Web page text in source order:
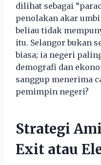
dilihat sebagai
penolakan akar
beliau tidak
itu. Selangor bukan
biasa; ia negeri
demografi dan
sanggup menerima
pemimpin negeri?
Strategi
Exit atau